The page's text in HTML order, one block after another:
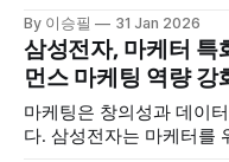
성, 업무 자동화까지 AI를
니다. 교육 개요 * 교육 대상: 삼성전자 MX 사업부 * 교육 횟수:
2회차 * 교육 시간: 회차당 7시간 * 교육 특징: 시장조사·멀티
미디어
By 이승필 31 Jan 2026
삼성전자, 마케터 특
먼스 마케팅 역량 강
마케팅은 창의성과 데이
다. 삼성전자는 마케터를